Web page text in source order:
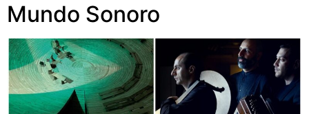
Mundo Sonoro